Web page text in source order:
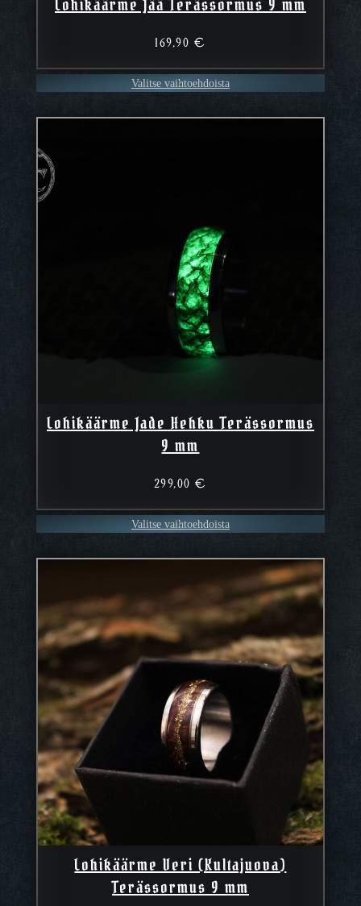
Lohikäärme Jää Terässormus 9 mm
169,90 €
Valitse vaihtoehdoista
Lohikäärme Jade Hehku Terässormus
9 mm
299,00€
Valitse vaihtoehdoista
Lohikäärme Veri (Kultajuova)
Terässormus 9 mm